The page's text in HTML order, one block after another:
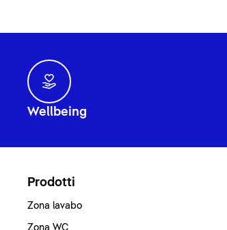
Wellbeing
Prodotti
Zona lavabo
Zona WC